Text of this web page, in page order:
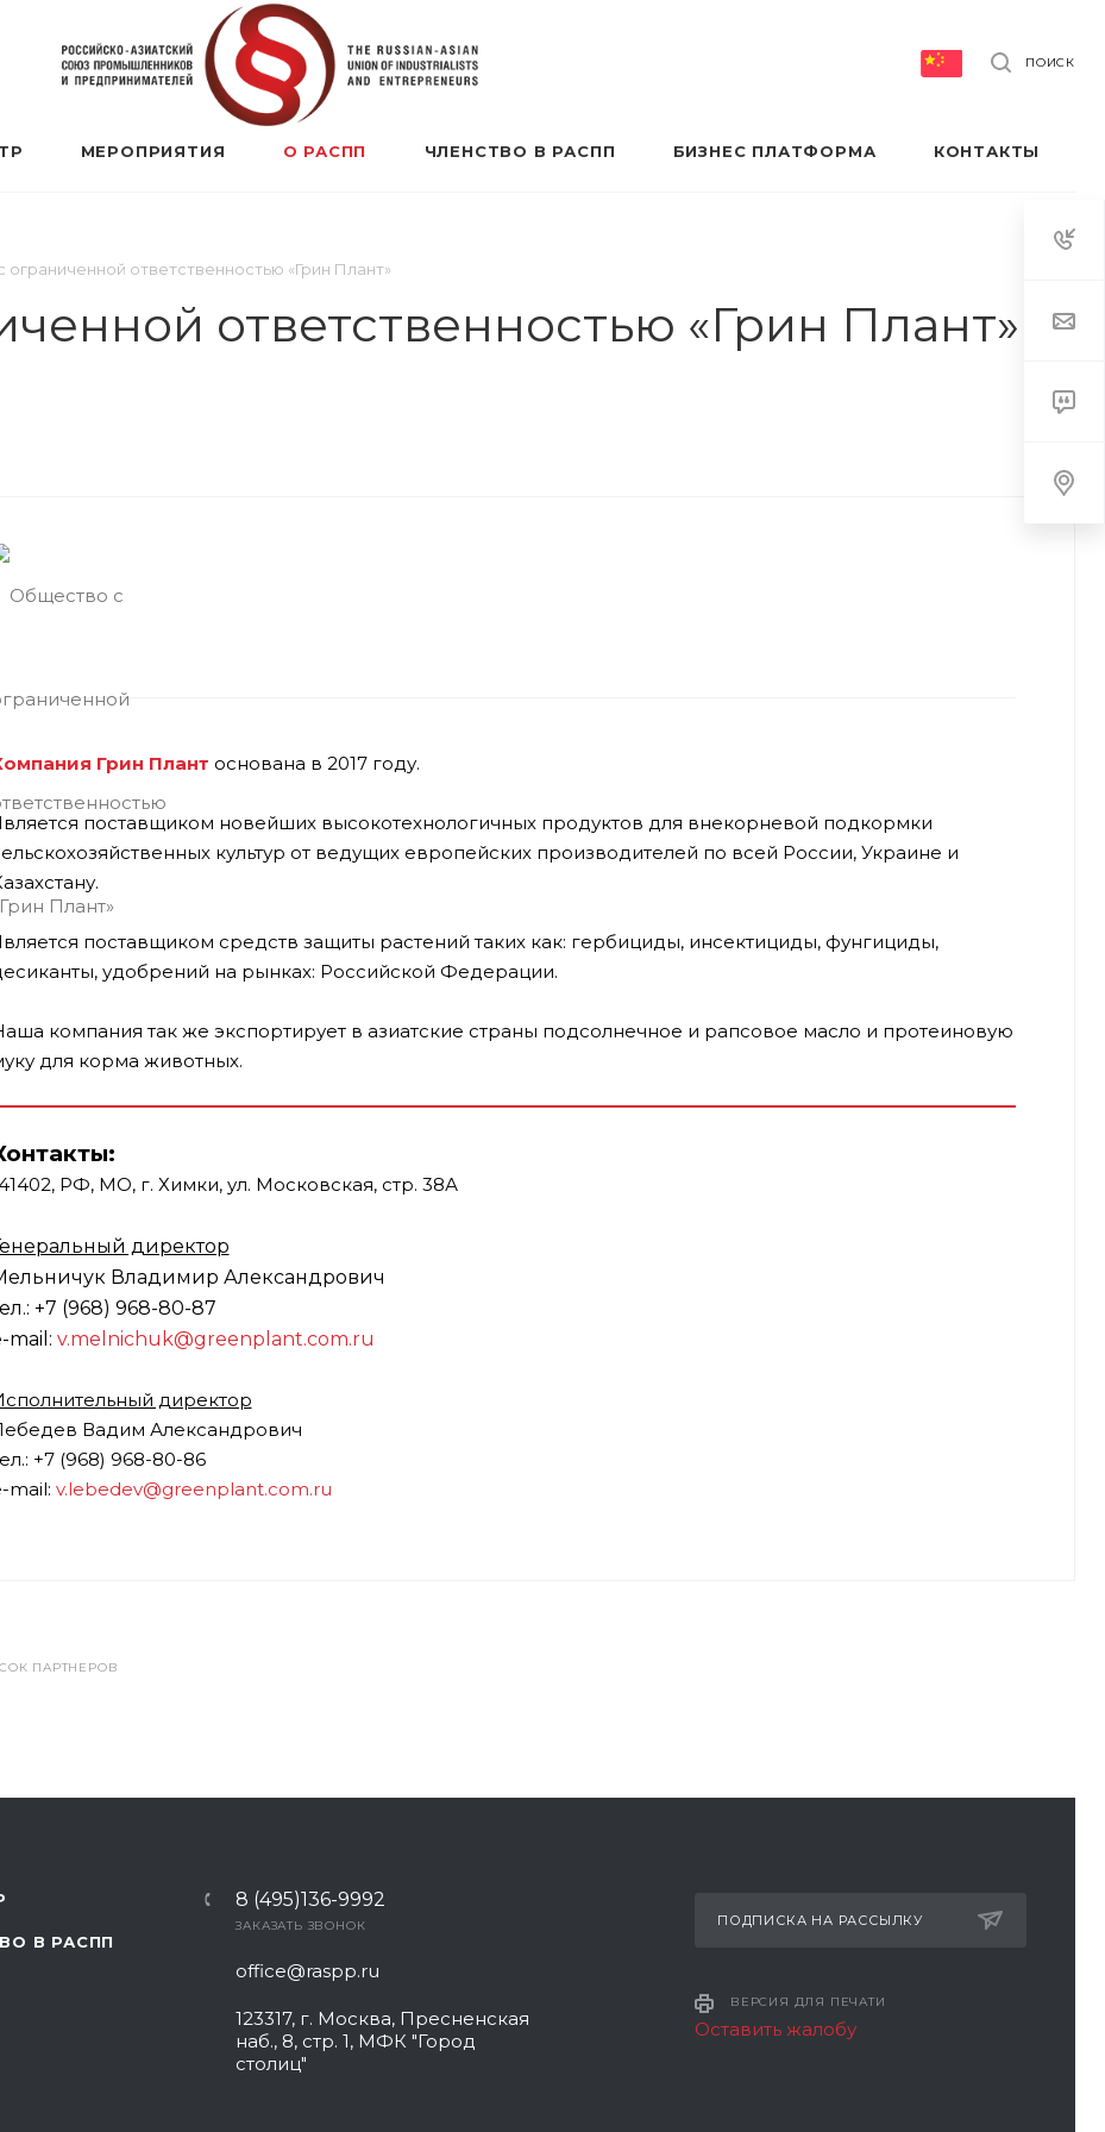
ПОИСК
МЕРОПРИЯТИЯ О РАСПП ЧЛЕНСТВО В РАСПП БИЗНЕС ПЛАТФОРМА КОНТАКТЫ
ответственностью «Грин Плант»
ответственностью «Грин Плант» |
Грин Плант основана в 2017 году.
поставщиком новейших высокотехнологичных продуктов для внекорневой подкормки
культур от ведущих европейских производителей по всей России, Украине и
поставщиком средств защиты растений таких как: гербициды, инсектициды, фунгициды,
удобрений на рынках: Российской Федерации.
компания так же экспортирует в азиатские страны подсолнечное и рапсовое масло и протеиновую
для корма животных.
РФ, МО, г. Химки, ул. Московская, стр. 38А
директор
Владимир Александрович
+7 (968) 968-80-87
mail: v.melnichuk@greenplant.com.ru
директор
Вадим Александрович
+7 (968) 968-80-86
mail: v.lebedev@greenplant.com.ru
ПАРТНЕРОВ
В РАСПП
8 (495)136-9992
ЗАКАЗАТЬ ЗВОНОК
office@raspp.ru
123317, г. Москва, Пресненская
наб., 8, стр. 1, МФК "Город
столиц"
ПОДПИСКА НА РАССЫЛКУ
ВЕРСИЯ ДЛЯ ПЕЧАТИ
Оставить жалобу